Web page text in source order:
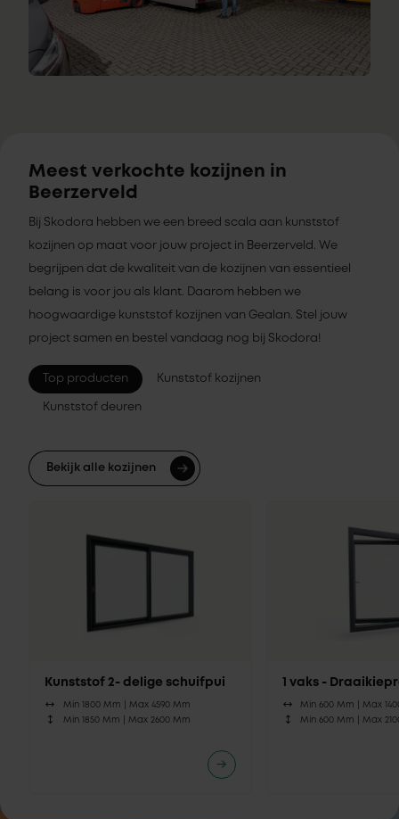
Meest verkochte kozijnen in
Beerzerveld
Bij Skodora hebben we een breed scala aan kunststof
kozijnen op maat voor jouw project in Beerzerveld. We
begrijpen dat de kwaliteit van de kozijnen van essentieel
belang is voor jou als klant. Daarom hebben we
hoogwaardige kunststof kozijnen van Gealan. Stel jouw
project samen en bestel vandaag nog bij Skodora!
Top producten Kunststof kozijnen
Kunststof deuren
Bekijk alle kozijnen
Kunststof 2- delige schuifpui
Min 1800 Mm | Max 4590 Mm
Min 1850 Mm | Max 2600 Mm
1 vaks -
Min 600 Mm |Max
Min 600 Mm |Max